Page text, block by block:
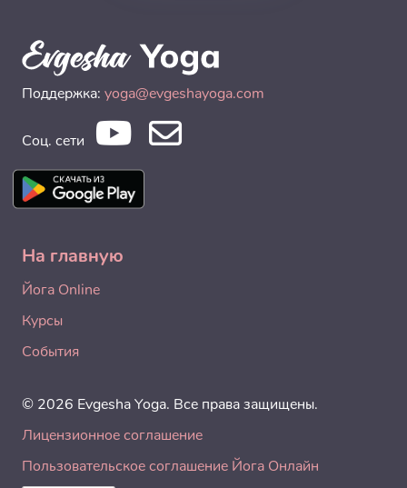
Поддержка: yoga@evgeshayoga.com
Соц. сети
На главную
Йога Online
Курсы
События
© 2026 Evgesha Yoga. Все права защищены.
Лицензионное соглашение
Пользовательское соглашение Йога Онлайн